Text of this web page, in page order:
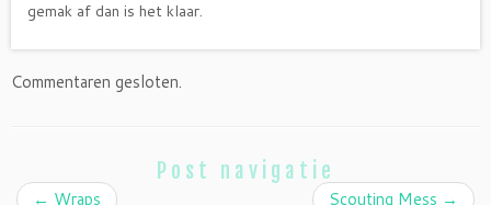
gemak af dan is het klaar.
Commentaren gesloten.
Post navigatie
← Wraps Scouting Mess →